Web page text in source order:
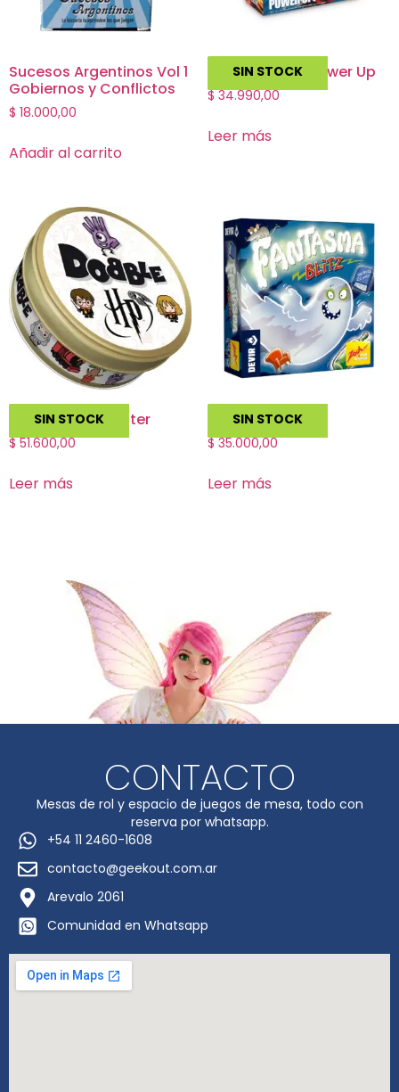
Sucesos Argentinos Vol 1
Gobiernos y Conflictos
$ 18.000,00
Añadir al carrito
SIN STOCK
King of Tokyo Power Up
$34.990,00
Leer más
SIN STOCK
Dobble Harry Potter
$51.600,00
Leer más
SIN STOCK
Fantasma Blitz
$35.000,00
Leer más
CONTACTO
Mesas de rol y espacio de juegos de mesa, todo con
reserva por whatsapp.
+54 11 2460-1608
contacto@geekout.com.ar
Arevalo 2061
Comunidad en Whatsapp